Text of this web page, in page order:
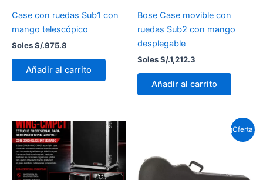
Case con ruedas Sub1 con
mango telescópico
Soles S/.975.8
Añadir al carrito
Bose Case movible con
ruedas Sub2 con mango
desplegable
Soles S/.1,212.3
Añadir al carrito
¡Oferta!
Soles
S/.414.0.
El
S/